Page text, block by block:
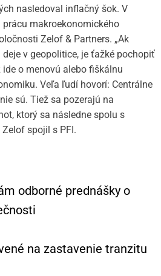
nasledoval inflačný šok. V
makroekonomického
Zelof & Partners. „Ak
v geopolitice, je ťažké pochopiť
ide o menovú alebo fiškálnu
Veľa ľudí hovorí: Centrálne
sú. Tiež sa pozerajú na
ktorý sa následne spolu s
spojil s PFI.
odborné prednášky o
na zastavenie tranzitu